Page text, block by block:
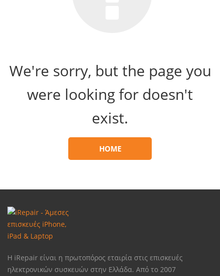
We're sorry, but the page you
were looking for doesn't
exist.
HOME
Η iRepair είναι η πρωτοπόρος εταιρία στις επισκευές
ηλεκτρονικών συσκευών στην Ελλάδα. Από το 2007